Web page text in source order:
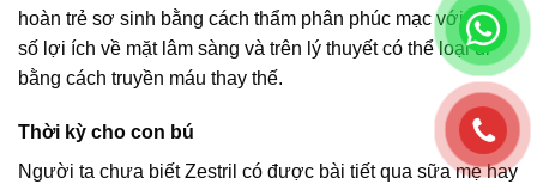
hoàn trẻ sơ sinh bằng cách thẩm phân phúc mạc với một
số lợi ích về mặt lâm sàng và trên lý thuyết có thể loại đi
bằng cách truyền máu thay thế.
Thời kỳ cho con bú
Người ta chưa biết Zestril có được bài tiết qua sữa mẹ hay